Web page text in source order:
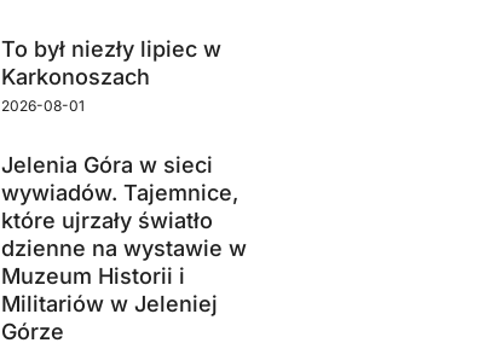
To był niezły lipiec w
Karkonoszach
2026-08-01
Jelenia Góra w sieci
wywiadów. Tajemnice,
które ujrzały światło
dzienne na wystawie w
Muzeum Historii i
Militariów w Jeleniej
Górze